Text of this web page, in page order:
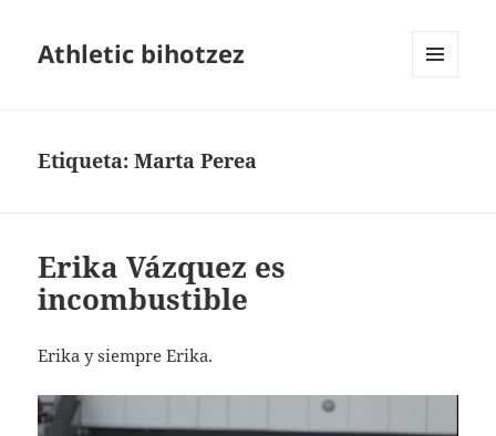
Athletic bihotzez
Etiqueta:Marta Perea
Erika Vázquez es
incombustible
Erika y siempre Erika.